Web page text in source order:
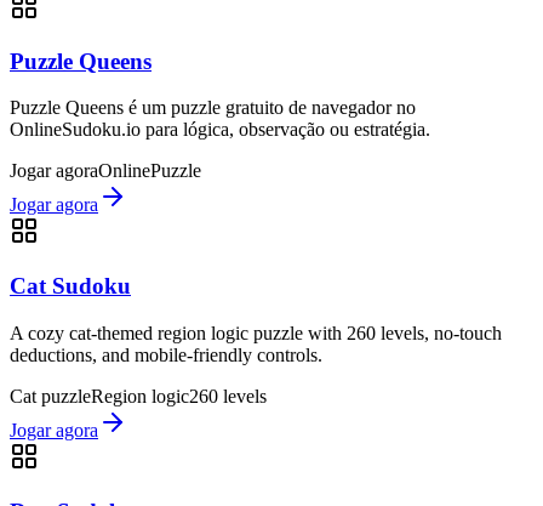
Puzzle Queens
Puzzle Queens é um puzzle gratuito de navegador no
OnlineSudoku.io para lógica, observação ou estratégia.
Jogar agoraOnlinePuzzle
Jogar agora
Cat Sudoku
A cozy cat-themed region logic puzzle with 260 levels, no-touch
deductions, and mobile-friendly controls.
Cat puzzleRegion logic260 levels
Jogar agora